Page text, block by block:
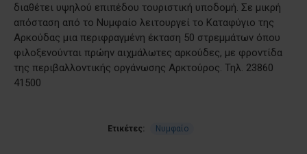
διαθέτει υψηλού επιπέδου τουριστική υποδομή. Σε μικρή
απόσταση από το Νυμφαίο λειτουργεί το Καταφύγιο της
Αρκούδας μια περιφραγμένη έκταση 50 στρεμμάτων όπου
φιλοξενούνται πρώην αιχμάλωτες αρκούδες, με φροντίδα
της περιβαλλοντικής οργάνωσης Αρκτούρος. Τηλ. 23860
41500
Ετικέτες: Νυμφαίο